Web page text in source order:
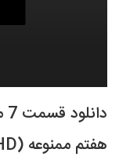
هفتم ممنوعه (Full HD)-